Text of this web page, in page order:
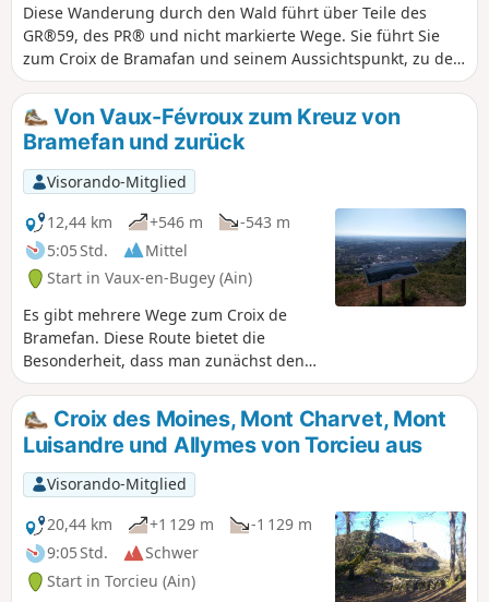
Diese Wanderung durch den Wald führt über Teile des
GR®59, des PR® und nicht markierte Wege. Sie führt Sie
zum Croix de Bramafan und seinem Aussichtspunkt, zu den
Becken und dem Wasserfall von Buizin sowie zur Kapelle
von Nièvre. Außerdem durchqueren Sie das schöne Dorf
Vaux-en-Bugey, durch das der Buizin fließt.
Von Vaux-Févroux zum Kreuz von
Bramefan und zurück
Visorando-Mitglied
12,44 km
+546 m
-543 m
5:05 Std.
Mittel
Start in Vaux-en-Bugey (Ain)
Es gibt mehrere Wege zum Croix de
Bramefan. Diese Route bietet die
Besonderheit, dass man zunächst den
Bergrücken nördlich von Vaux nimmt
und nach der Überquerung des
Ruisseau Buizin über den Bergrücken
von Bramefan zurückkehrt. Fast die
gesamte Strecke verläuft im Unterholz.
Der Schwierigkeitsgrad „mittel” dieser
Wanderung ist durch den anfangs
steilen Aufstieg und die zahlreichen
Kreuzungen gerechtfertigt, die
verwirrend sein können.
Croix des Moines, Mont Charvet, Mont
Luisandre und Allymes von Torcieu aus
Visorando-Mitglied
20,44 km
+1 129 m
-1 129 m
9:05 Std.
Schwer
Start in Torcieu (Ain)